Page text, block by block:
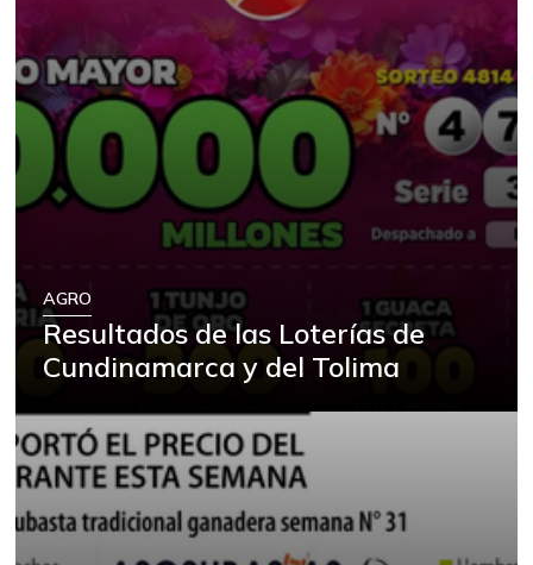
AGRO
Resultados de las Loterías de
Cundinamarca y del Tolima